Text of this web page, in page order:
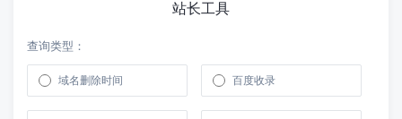
站长工具
查询类型：
域名删除时间 百度收录